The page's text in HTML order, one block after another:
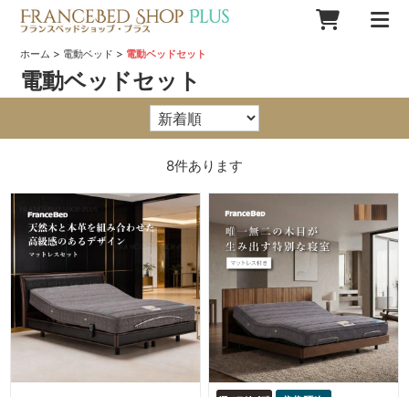
ホーム > 電動ベッド > 電動ベッドセット
電動ベッドセット
8件あります